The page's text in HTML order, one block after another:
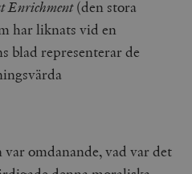
Enrichment(den stora
har liknats vid en
blad representerar de
omdanande, vad var det